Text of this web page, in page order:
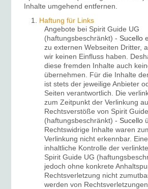
Inhalte umgehend entfernen.
Haftung für Links
Angebote bei Spirit Guide UG
(haftungsbeschränkt) - Sucello
zu externen Webseiten Dritter,
wir keinen Einfluss haben.
diese fremden Inhalte auch
übernehmen. Für die Inhalte
ist stets der jeweilige Anbieter
Seiten verantwortlich. Die
zum Zeitpunkt der Verlinkung
Rechtsverstöße von Spirit
(haftungsbeschränkt) - Sucello
Rechtswidrige Inhalte waren
Verlinkung nicht erkennbar.
inhaltliche Kontrolle der
Spirit Guide UG
jedoch ohne konkrete
Rechtsverletzung nicht
werden von